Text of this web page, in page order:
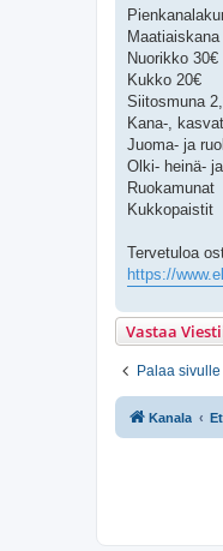
Maatiaiskana
Nuorikko 30€
Kukko 20€
Siitosmuna
Kana-,
Juoma- ja
Olki- heinä-
Ruokamunat
Kukkopaistit
Tervetuloa
https://
Vastaa
Palaa
Kanala